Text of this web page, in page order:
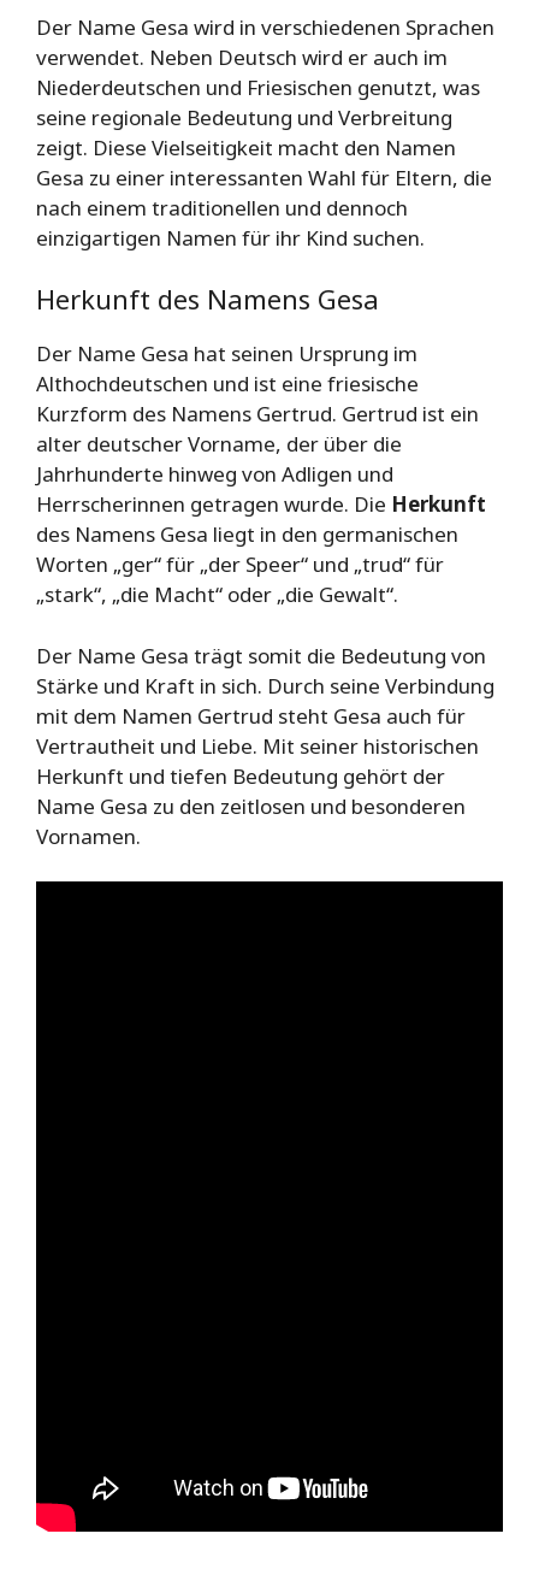
Der Name Gesa wird in verschiedenen Sprachen
verwendet. Neben Deutsch wird er auch im
Niederdeutschen und Friesischen genutzt, was
seine regionale Bedeutung und Verbreitung
zeigt. Diese Vielseitigkeit macht den Namen
Gesa zu einer interessanten Wahl für Eltern, die
nach einem traditionellen und dennoch
einzigartigen Namen für ihr Kind suchen.
Herkunft des Namens Gesa
Der Name Gesa hat seinen Ursprung im
Althochdeutschen und ist eine friesische
Kurzform des Namens Gertrud. Gertrud ist ein
alter deutscher Vorname, der über die
Jahrhunderte hinweg von Adligen und
Herrscherinnen getragen wurde. Die Herkunft
des Namens Gesa liegt in den germanischen
Worten „ger“ für „der Speer“ und „trud“ für
„stark“, „die Macht“ oder „die Gewalt“.
Der Name Gesa trägt somit die Bedeutung von
Stärke und Kraft in sich. Durch seine Verbindung
mit dem Namen Gertrud steht Gesa auch für
Vertrautheit und Liebe. Mit seiner historischen
Herkunft und tiefen Bedeutung gehört der
Name Gesa zu den zeitlosen und besonderen
Vornamen.